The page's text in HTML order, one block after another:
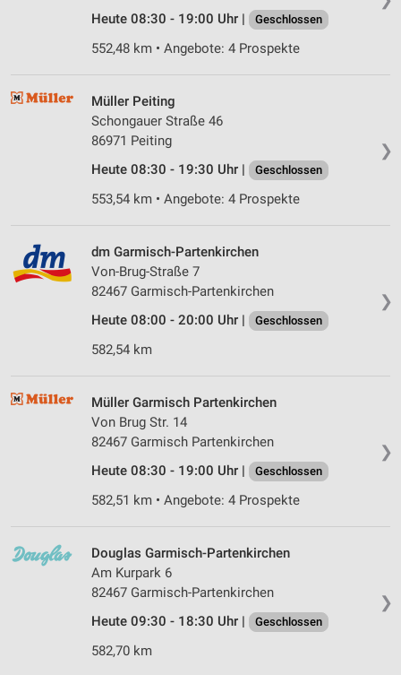
Heute 08:30 - 19:00 Uhr | Geschlossen
552,48 km • Angebote: 4 Prospekte
❯
Müller Peiting
Schongauer Straße 46
86971 Peiting
Heute 08:30 - 19:30 Uhr |
Geschlossen
553,54 km • Angebote: 4 Prospekte
❯
dm Garmisch-Partenkirchen
Von-Brug-Straße 7
82467 Garmisch-Partenkirchen
Heute 08:00 - 20:00 Uhr |
Geschlossen
582,54 km
❯
Müller Garmisch Partenkirchen
Von Brug Str. 14
82467 Garmisch Partenkirchen
Heute 08:30 - 19:00 Uhr |
Geschlossen
582,51 km • Angebote: 4 Prospekte
❯
Douglas Garmisch-Partenkirchen
Am Kurpark 6
82467 Garmisch-Partenkirchen
Heute 09:30 - 18:30 Uhr |
Geschlossen
582,70 km